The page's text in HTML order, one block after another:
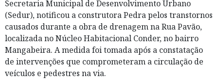
Secretaria Municipal de Desenvolvimento Urbano
(Sedur), notificou a construtora Pedra pelos transtornos
causados durante a obra de drenagem na Rua Pavão,
localizada no Núcleo Habitacional Conder, no bairro
Mangabeira. A medida foi tomada após a constatação
de intervenções que comprometeram a circulação de
veículos e pedestres na via.